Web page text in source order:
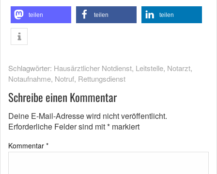
teilen teilen teilen
Schlagwörter: Hausärztlicher Notdienst, Leitstelle, Notarzt,
Notaufnahme, Notruf, Rettungsdienst
Schreibe einen Kommentar
Deine E-Mail-Adresse wird nicht veröffentlicht.
Erforderliche Felder sind mit* markiert
Kommentar *